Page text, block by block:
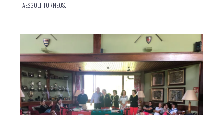
AESGOLF TORNEOS.